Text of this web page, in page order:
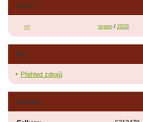
Archiv
<< srpen/ 2026
RSS
Přehled zdrojů
Statistiky